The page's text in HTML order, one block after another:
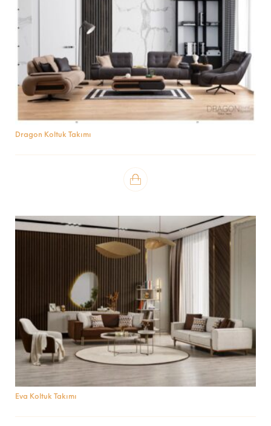
Dragon Koltuk Takımı
Eva Koltuk Takımı